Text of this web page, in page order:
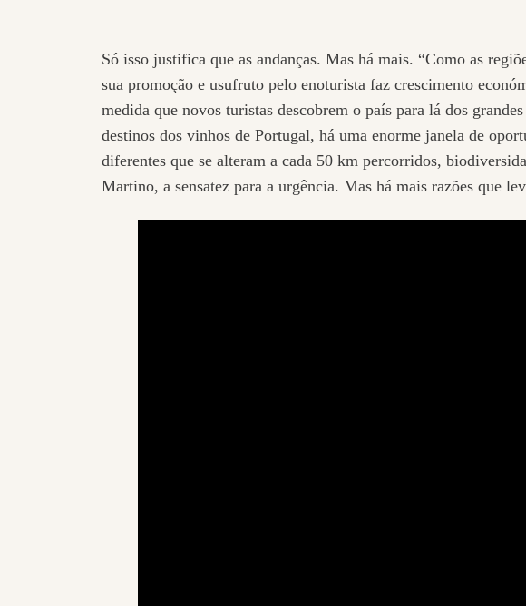
Só isso justifica que as andanças. Mas há mais. “Como as
sua promoção e usufruto pelo enoturista faz crescimento
medida que novos turistas descobrem o país para lá dos
destinos dos vinhos de Portugal, há uma enorme janela de
diferentes que se alteram a cada 50 km percorridos,
Martino, a sensatez para a urgência. Mas há mais razões que